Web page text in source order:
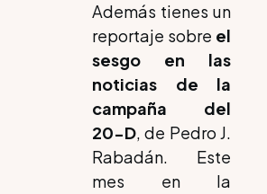
Además tienes un
reportaje sobre el
sesgo en las
noticias de la
campaña del
20-D, de Pedro J.
Rabadán. Este
mes en la